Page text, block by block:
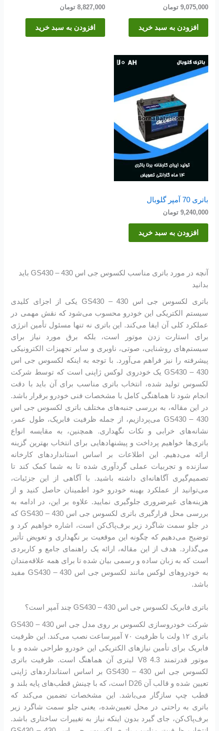
9,075,000 تومان
افزودن به سبد خرید
8,827,000 تومان
افزودن به سبد خرید
باتری 70 آمپر گلوبال
9,240,000 تومان
افزودن به سبد خرید
آنچه در مورد باتری مناسب لکسوس جی اس 430 – GS430 باید
بدانید
باتری لکسوس جی اس 430 – GS430 یکی از اجزای کلیدی
سیستم الکتریکی این خودرو محسوب می‌شود که نقش مهمی در
عملکرد کلی آن ایفا می‌کند. این باتری نه تنها مسئول تأمین انرژی
برای استارت زدن موتور است، بلکه برق مورد نیاز برای
سیستم‌های روشنایی، صوتی، ناوبری و سایر تجهیزات الکترونیکی
پیشرفته را نیز فراهم می‌آورد. با توجه به اینکه لکسوس جی اس
430 – GS430 یک خودروی لوکس ژاپنی است که توسط شرکت
لکسوس تولید شده، انتخاب باتری مناسب برای آن باید با دقت
انجام شود تا هماهنگی کامل با مشخصات فنی خودرو برقرار باشد.
در این مقاله، به بررسی جنبه‌های مختلف باتری لکسوس جی اس
430 – GS430 می‌پردازیم، از جمله ظرفیت فابریک، طول عمر،
نشانه‌های خرابی و نکات نگهداری. همچنین، به مقایسه انواع
باتری‌ها خواهیم پرداخت و پیشنهادهایی برای انتخاب بهترین گزینه
ارائه می‌دهیم. این اطلاعات بر اساس استانداردهای کارخانه
سازنده و تجربیات عملی گردآوری شده تا به شما کمک کند تا
تصمیم‌گیری آگاهانه‌ای داشته باشید. با آگاهی از این جزئیات،
می‌توانید از عملکرد بهینه خودرو خود اطمینان حاصل کنید و از
هزینه‌های غیرضروری جلوگیری نمایید. علاوه بر این، در ادامه به
بررسی محل قرارگیری باتری لکسوس جی اس 430 – GS430 که
در جلو سمت شاگرد زیر برف‌پاک‌کن است، اشاره خواهیم کرد و
توضیح می‌دهیم که چگونه این موقعیت بر نگهداری و تعویض تأثیر
می‌گذارد. هدف از این مقاله، ارائه یک راهنمای جامع و کاربردی
است که به زبان ساده و رسمی بیان شده تا برای همه علاقه‌مندان
به خودروهای لوکس مانند لکسوس جی اس 430 – GS430 مفید
باشد.
باتری فابریک لکسوس جی اس 430 – GS430 چند آمپر است؟
شرکت خودروسازی لکسوس بر روی مدل جی اس 430 – GS430
باتری ۱۲ ولت با ظرفیت ۷۰ آمپرساعت نصب می‌کند. این ظرفیت
فابریک برای تأمین نیازهای الکتریکی این خودرو طراحی شده و با
موتور قدرتمند V8 4.3 لیتری آن هماهنگ است. ظرفیت باتری
لکسوس جی اس 430 – GS430 بر اساس استانداردهای ژاپنی
تعیین شده و قالب آن D26 است، که با چینش قطب‌های پایه بلند و
قطب چپ سازگار می‌باشد. این مشخصات تضمین می‌کند که
باتری به راحتی در محل تعیین‌شده، یعنی جلو سمت شاگرد زیر
برف‌پاک‌کن، جای گیرد بدون اینکه نیاز به تغییرات ساختاری باشد.